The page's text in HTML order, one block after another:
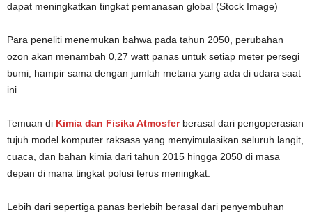
dapat meningkatkan tingkat pemanasan global (Stock Image)
Para peneliti menemukan bahwa pada tahun 2050, perubahan
ozon akan menambah 0,27 watt panas untuk setiap meter persegi
bumi, hampir sama dengan jumlah metana yang ada di udara saat
ini.
Temuan di Kimia dan Fisika Atmosferberasal dari pengoperasian
tujuh model komputer raksasa yang menyimulasikan seluruh langit,
cuaca, dan bahan kimia dari tahun 2015 hingga 2050 di masa
depan di mana tingkat polusi terus meningkat.
Lebih dari sepertiga panas berlebih berasal dari penyembuhan